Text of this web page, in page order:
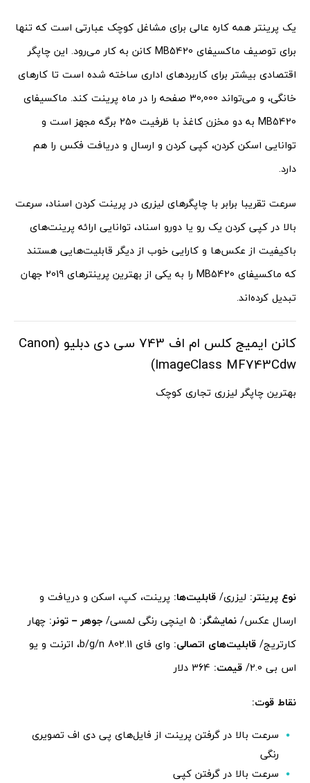
یک پرینتر همه کاره عالی برای مشاغل کوچک عبارتی است که تنها
برای توصیف ماکسیفای MB5420 کانن به کار می‌رود. این چاپگر
اقتصادی بیشتر برای کاربردهای اداری ساخته شده است تا کارهای
خانگی، و می‌تواند 30,000 صفحه را در ماه پرینت کند. ماکسیفای
MB5420 به دو مخزن کاغذ با ظرفیت 250 برگه مجهز است و
توانایی اسکن کردن، کپی کردن و ارسال و دریافت فکس را هم
دارد.
سرعت تقریبا برابر با چاپگرهای لیزری در پرینت کردن اسناد، سرعت
بالا در کپی کردن یک رو یا دورو اسناد، توانایی ارائه پرینت‌های
باکیفیت از عکس‌ها و کارایی خوب از دیگر قابلیت‌هایی هستند
که ماکسیفای MB5420 را به یکی از بهترین پرینترهای 2019 جهان
تبدیل کرده‌اند.
کانن ایمیج کلس ام اف 743 سی دی دبلیو (Canon
ImageClass MF743Cdw)
بهترین چاپگر لیزری تجاری کوچک
نوع پرینتر: لیزری/ قابلیت‌ها: پرینت، کپ، اسکن و دریافت و
ارسال عکس/ نمایشگر: جوهر – تونر: چهار
کارتریج/ قابلیت‌های اتصالی:
وای فای 802.11 b/g/n، اترنت و یو
اس بی 2.0/
قیمت:
نقاط قوت:
سرعت بالا در گرفتن پرینت از فایل‌های پی دی اف تصویری
رنگی
سرعت بالا در گرفتن کپی